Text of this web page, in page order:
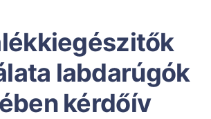
labdarúgók
kérdőív